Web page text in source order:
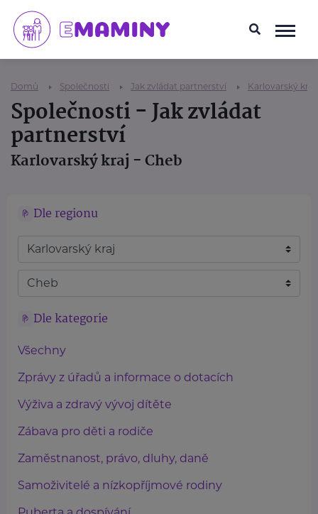
Domů Společnosti Jak zvládat partnerství Karlovarský kraj
Společnosti - Jak zvládat
partnerství
Karlovarský kraj - Cheb
Dle regionu
Dle kategorie
Všechny
Zprávy z úřadů a informace o dotacích
Výživa a zdravý vývoj dítěte
Zábava pro děti a rodiče
Zaměstnanost, právo, dluhy, daně
Samoživitelé a nízkopříjmové rodiny